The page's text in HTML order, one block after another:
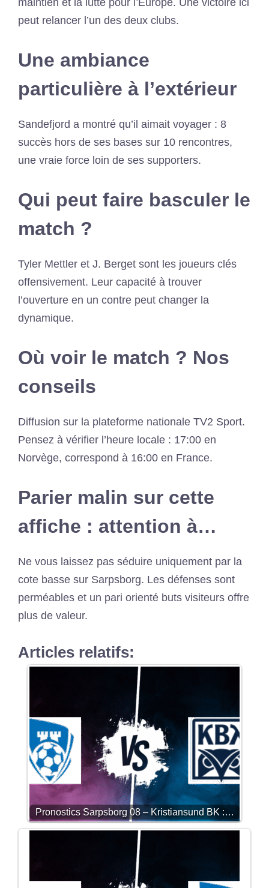
maintien et la lutte pour l’Europe. Une victoire ici
peut relancer l’un des deux clubs.
Une ambiance
particulière à l’extérieur
Sandefjord a montré qu’il aimait voyager : 8
succès hors de ses bases sur 10 rencontres,
une vraie force loin de ses supporters.
Qui peut faire basculer le
match ?
Tyler Mettler et J. Berget sont les joueurs clés
offensivement. Leur capacité à trouver
l’ouverture en un contre peut changer la
dynamique.
Où voir le match ? Nos
conseils
Diffusion sur la plateforme nationale TV2 Sport.
Pensez à vérifier l’heure locale : 17:00 en
Norvège, correspond à 16:00 en France.
Parier malin sur cette
affiche : attention à…
Ne vous laissez pas séduire uniquement par la
cote basse sur Sarpsborg. Les défenses sont
perméables et un pari orienté buts visiteurs offre
plus de valeur.
Articles relatifs:
Pronostics Sarpsborg 08 – Kristiansund BK :…